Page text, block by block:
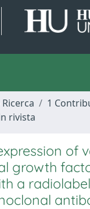
1
rivista
of
growth
a